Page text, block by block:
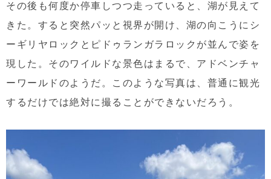
その後も何度か停車しつつ走っていると、湖が見えて
きた。すると突然パッと視界が開け、湖の向こうにシ
ーギリヤロックとピドゥランガラロックが並んで姿を
現した。そのワイルドな景色はまるで、アドベンチャ
ーワールドのようだ。このような写真は、普通に観光
するだけでは絶対に撮ることができないだろう。